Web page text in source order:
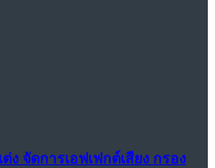
ง จัดการเอฟเฟกต์เสียง กรอง